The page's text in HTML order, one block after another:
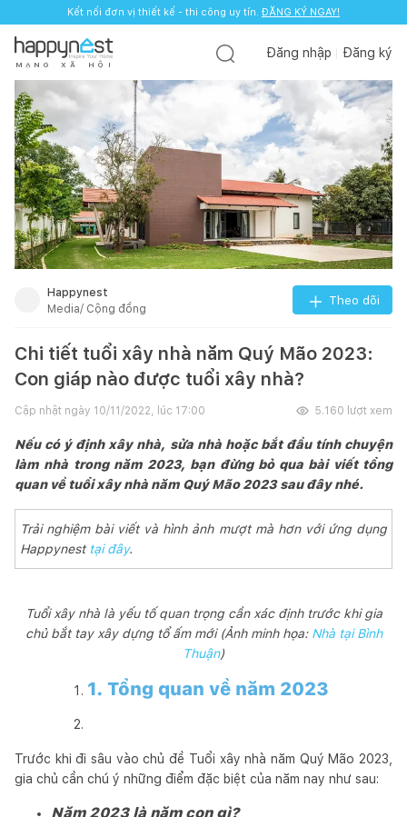
Kết nối đơn vị thiết kế - thi công uy tín. ĐĂNG KÝ NGAY!
M Ạ N G X Ã H Ộ I
Đăng nhập Đăng ký
Happynest
Media/ Cộng đồng
Theo dõi
Chi tiết tuổi xây nhà năm Quý Mão 2023:
Con giáp nào được tuổi xây nhà?
Cập nhật ngày 10/11/2022, lúc 17:00 5.160 lượt xem
Nếu có ý định xây nhà, sửa nhà hoặc bắt đầu tính chuyện
làm nhà trong năm 2023, bạn đừng bỏ qua bài viết tổng
quan về tuổi xây nhà năm Quý Mão 2023 sau đây nhé.
Trải nghiệm bài viết và hình ảnh mượt mà hơn với ứng dụng
Happynest tại đây.
Tuổi xây nhà là yếu tố quan trọng cần xác định trước khi gia
chủ bắt tay xây dựng tổ ấm mới (Ảnh minh họa: Nhà tại Bình
Thuận)
1. Tổng quan về năm 2023
Trước khi đi sâu vào chủ đề Tuổi xây nhà năm Quý Mão 2023,
gia chủ cần chú ý những điểm đặc biệt của năm nay như sau:
Năm 2023 là năm con gì?